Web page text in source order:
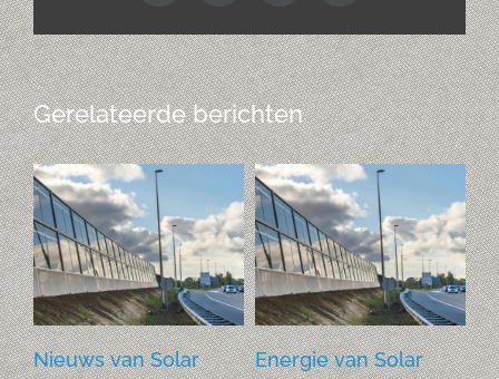
Gerelateerde berichten
Nieuws van Solar
Energie van Solar